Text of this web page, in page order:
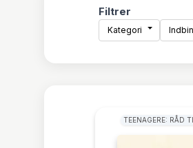
Filtrer
Kategori
TEENAGERE: RÅD